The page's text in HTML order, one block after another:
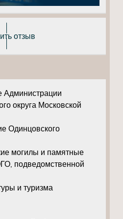
отзыв
Администрации
округа Московской
Одинцовского
могилы и памятные
подведомственной
и туризма